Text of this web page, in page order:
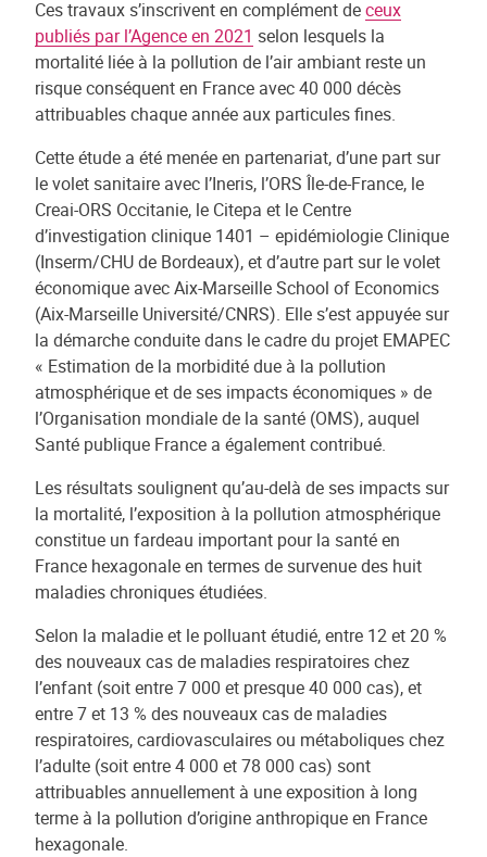
Ces travaux s’inscrivent en complément deceux
publiés par l’Agence en 2021 selon lesquels la
mortalité liée à la pollution de l’air ambiant reste un
risque conséquent en France avec 40 000 décès
attribuables chaque année aux particules fines.
Cette étude a été menée en partenariat, d’une part sur
le volet sanitaire avec l’Ineris, l’ORS Île-de-France, le
Creai-ORS Occitanie, le Citepa et le Centre
d’investigation clinique 1401 – epidémiologie Clinique
(Inserm/CHU de Bordeaux), et d’autre part sur le volet
économique avec Aix-Marseille School of Economics
(Aix-Marseille Université/CNRS). Elle s’est appuyée sur
la démarche conduite dans le cadre du projet EMAPEC
« Estimation de la morbidité due à la pollution
atmosphérique et de ses impacts économiques » de
l’Organisation mondiale de la santé (OMS), auquel
Santé publique France a également contribué.
Les résultats soulignent qu’au-delà de ses impacts sur
la mortalité, l’exposition à la pollution atmosphérique
constitue un fardeau important pour la santé en
France hexagonale en termes de survenue des huit
maladies chroniques étudiées.
Selon la maladie et le polluant étudié, entre 12 et 20 %
des nouveaux cas de maladies respiratoires chez
l’enfant (soit entre 7 000 et presque 40 000 cas), et
entre 7 et 13 % des nouveaux cas de maladies
respiratoires, cardiovasculaires ou métaboliques chez
l’adulte (soit entre 4 000 et 78 000 cas) sont
attribuables annuellement à une exposition à long
terme à la pollution d’origine anthropique en France
hexagonale.